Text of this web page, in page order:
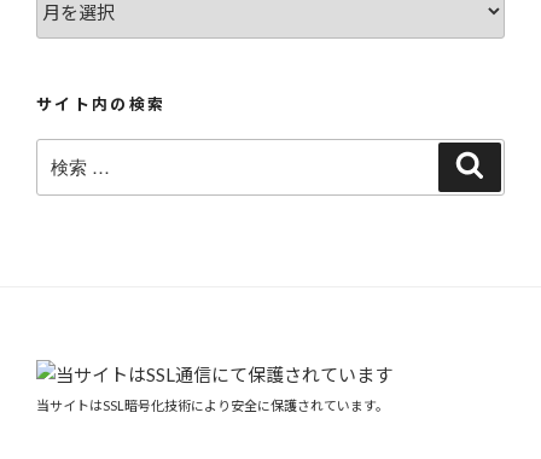
去
稿
サイト内の検索
検
索:
当サイトはSSL暗号化技術により安全に保護されています。